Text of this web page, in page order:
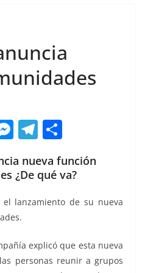
M
ss
e
n
g
er
T
e
gr
a
m
p
ar
nueva función
¿De qué va?
lanzamiento de su nueva
explicó que esta nueva
personas reunir a grupos